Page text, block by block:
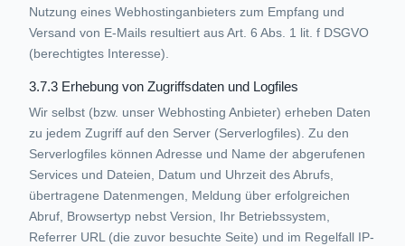
Nutzung eines Webhostinganbieters zum Empfang und
Versand von E-Mails resultiert aus Art. 6 Abs. 1 lit. f DSGVO
(berechtigtes Interesse).
3.7.3 Erhebung von Zugriffsdaten und Logfiles
Wir selbst (bzw. unser Webhosting Anbieter) erheben Daten
zu jedem Zugriff auf den Server (Serverlogfiles). Zu den
Serverlogfiles können Adresse und Name der abgerufenen
Services und Dateien, Datum und Uhrzeit des Abrufs,
übertragene Datenmengen, Meldung über erfolgreichen
Abruf, Browsertyp nebst Version, Ihr Betriebssystem,
Referrer URL (die zuvor besuchte Seite) und im Regelfall IP-